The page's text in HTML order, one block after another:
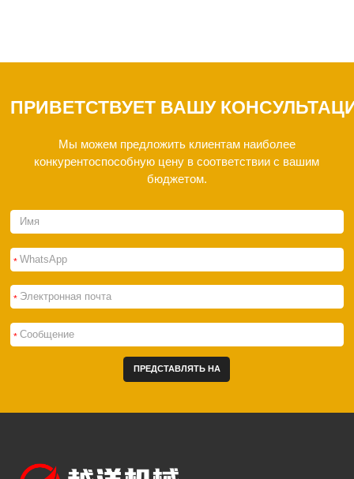
ПРИВЕТСТВУЕТ ВАШУ
Мы можем предложить клиентам наиболее
конкурентоспособную цену в соответствии с вашим
бюджетом.
*
*
*
ПРЕДСТАВЛЯТЬ НА